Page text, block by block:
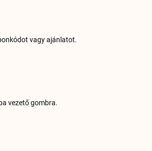
vagy ajánlatot.
vezető gombra.